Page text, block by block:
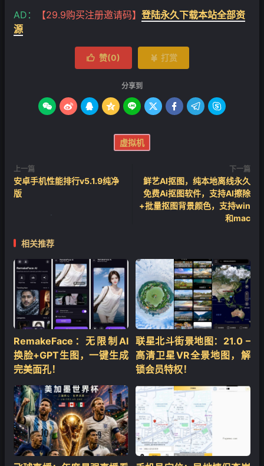
AD： 【29.9购买注册邀请码】 登陆永久下载本站全部资
源
 赞(0)  打赏
分享到
        
虚拟机
上一篇
安卓手机性能排行v5.1.9纯净
版
下一篇
鲜艺AI抠图，纯本地离线永久
免费Ai抠图软件，支持AI擦除
+批量抠图背景颜色，支持win
和mac
相关推荐
RemakeFace：无限制AI
换脸+GPT生图，一键生成
完美面孔！
联星北斗街景地图：21.0 –
高清卫星VR全景地图，解
锁会员特权！